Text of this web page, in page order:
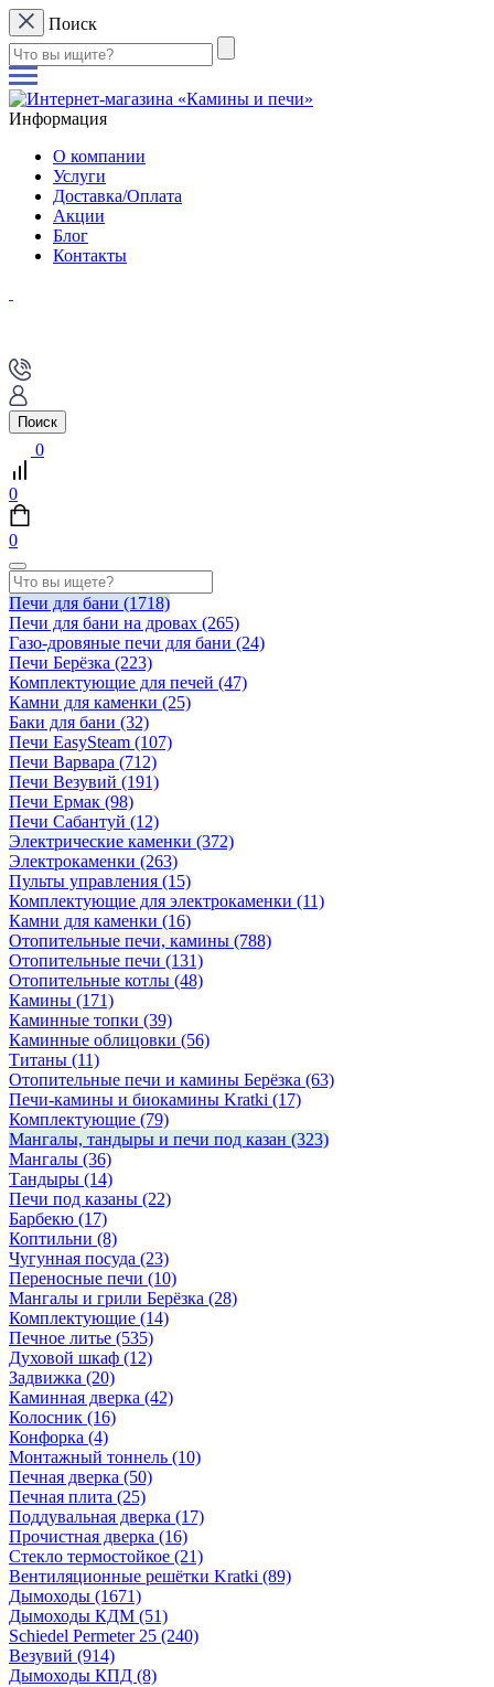
Поиск
Информация
О компании
Услуги
Доставка/Оплата
Акции
Блог
Контакты
Поиск
0
0
0
Печи для бани (1718)
Печи для бани на дровах (265)
Газо-дровяные печи для бани (24)
Печи Берёзка (223)
Комплектующие для печей (47)
Камни для каменки (25)
Баки для бани (32)
Печи EasySteam (107)
Печи Варвара (712)
Печи Везувий (191)
Печи Ермак (98)
Печи Сабантуй (12)
Электрические каменки (372)
Электрокаменки (263)
Пульты управления (15)
Комплектующие для электрокаменки (11)
Камни для каменки (16)
Отопительные печи, камины (788)
Отопительные печи (131)
Отопительные котлы (48)
Камины (171)
Каминные топки (39)
Каминные облицовки (56)
Титаны (11)
Отопительные печи и камины Берёзка (63)
Печи-камины и биокамины Kratki (17)
Комплектующие (79)
Мангалы, тандыры и печи под казан (323)
Мангалы (36)
Тандыры (14)
Печи под казаны (22)
Барбекю (17)
Коптильни (8)
Чугунная посуда (23)
Переносные печи (10)
Мангалы и грили Берёзка (28)
Комплектующие (14)
Печное литье (535)
Духовой шкаф (12)
Задвижка (20)
Каминная дверка (42)
Колосник (16)
Конфорка (4)
Монтажный тоннель (10)
Печная дверка (50)
Печная плита (25)
Поддувальная дверка (17)
Прочистная дверка (16)
Стекло термостойкое (21)
Вентиляционные решётки Kratki (89)
Дымоходы (1671)
Дымоходы КДМ (51)
Schiedel Permeter 25 (240)
Везувий (914)
Дымоходы КПД (8)